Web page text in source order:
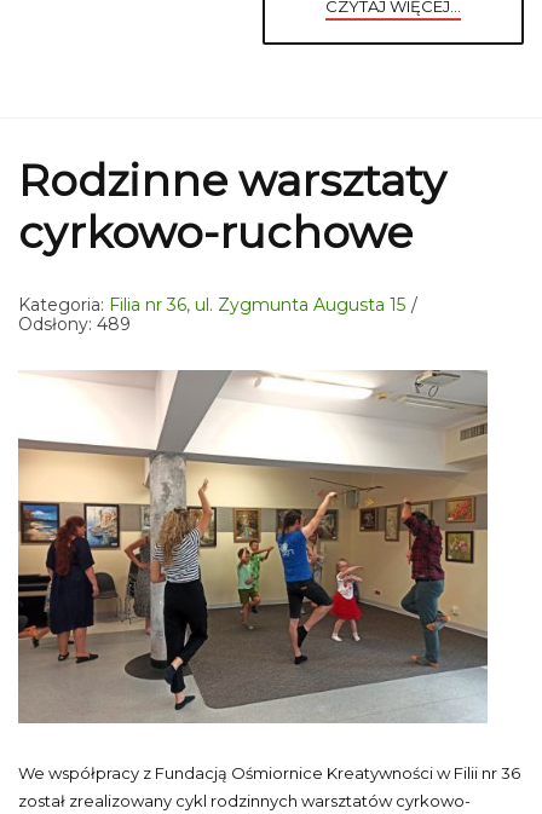
CZYTAJ WIĘCEJ...
Rodzinne warsztaty
cyrkowo-ruchowe
Kategoria: Filia nr 36, ul. Zygmunta Augusta 15
Odsłony: 489
We współpracy z Fundacją Ośmiornice Kreatywności w Filii nr 36
został zrealizowany cykl rodzinnych warsztatów cyrkowo-